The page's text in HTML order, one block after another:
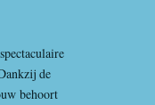
de
behoort